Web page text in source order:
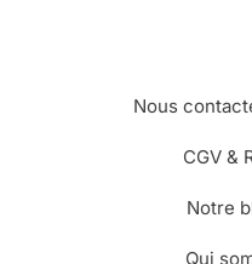
Nous
CGV &
Notre
Qui